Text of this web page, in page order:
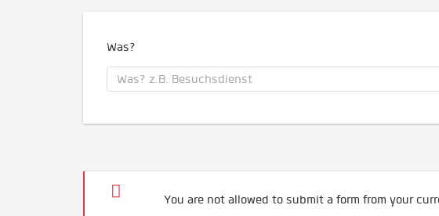
Was?
You are not allowed to submit a form from your